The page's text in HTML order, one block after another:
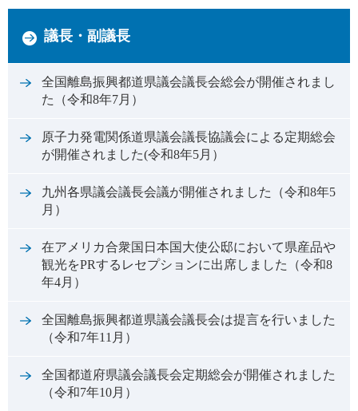
議長・副議長
全国離島振興都道県議会議長会総会が開催されまし
た（令和8年7月）
原子力発電関係道県議会議長協議会による定期総会
が開催されました(令和8年5月）
九州各県議会議長会議が開催されました（令和8年5
月）
在アメリカ合衆国日本国大使公邸において県産品や
観光をPRするレセプションに出席しました（令和8
年4月）
全国離島振興都道県議会議長会は提言を行いました
（令和7年11月）
全国都道府県議会議長会定期総会が開催されました
（令和7年10月）